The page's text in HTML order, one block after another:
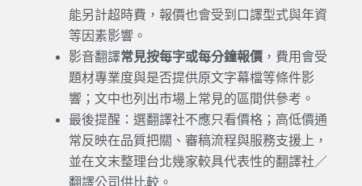
能另計超時費，報價也會受到口譯型式與年資
等因素影響。
影音翻譯常見按每字或每分鐘報價，費用會受
題材專業度與是否提供原文字幕檔等條件影
響；文中也列出市場上常見的區間供參考。
最後提醒：選翻譯社不應只看價格；高低價通
常反映在品質把關、審稿流程與服務支援上，
並在文末整理台北幾家較具代表性的翻譯社／
翻譯公司供比較。